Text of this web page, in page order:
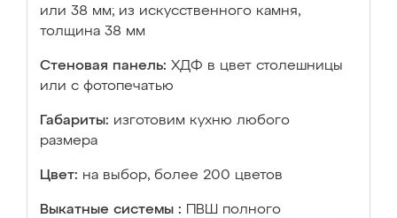
или 38 мм; из искусственного камня,
толщина 38 мм
Стеновая панель: ХДФ в цвет столешницы
или с фотопечатью
Габариты: изготовим кухню любого
размера
Цвет: на выбор, более 200 цветов
Выкатные системы :
ПВШ полного